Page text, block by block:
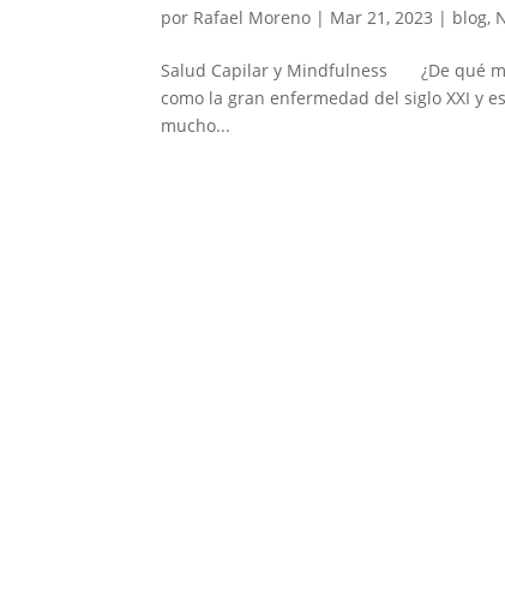
por Rafael Moreno | Mar 21, 2023 | blog,
Salud Capilar y Mindfulness ¿De qué
como la gran enfermedad del siglo XXI y
mucho...